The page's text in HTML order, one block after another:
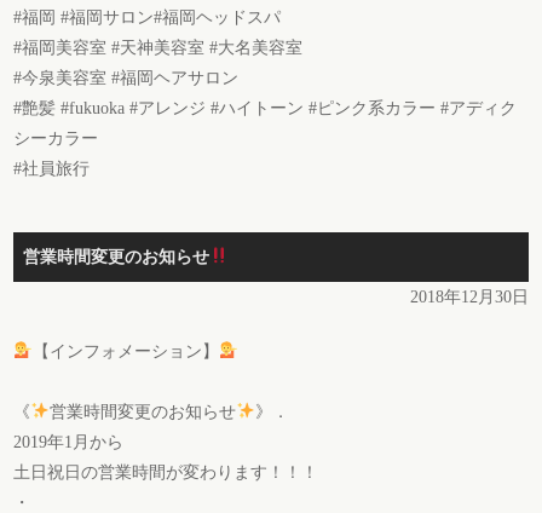
#福岡 #福岡サロン#福岡ヘッドスパ
#福岡美容室 #天神美容室 #大名美容室
#今泉美容室 #福岡ヘアサロン
#艶髪 #fukuoka #アレンジ #ハイトーン #ピンク系カラー #アディク
シーカラー
#社員旅行
営業時間変更のお知らせ
2018年12月30日
【インフォメーション】
《 営業時間変更のお知らせ
》．
2019年1月から
土日祝日の営業時間が変わります！！！
・